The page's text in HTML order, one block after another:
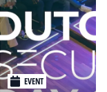
EVENT